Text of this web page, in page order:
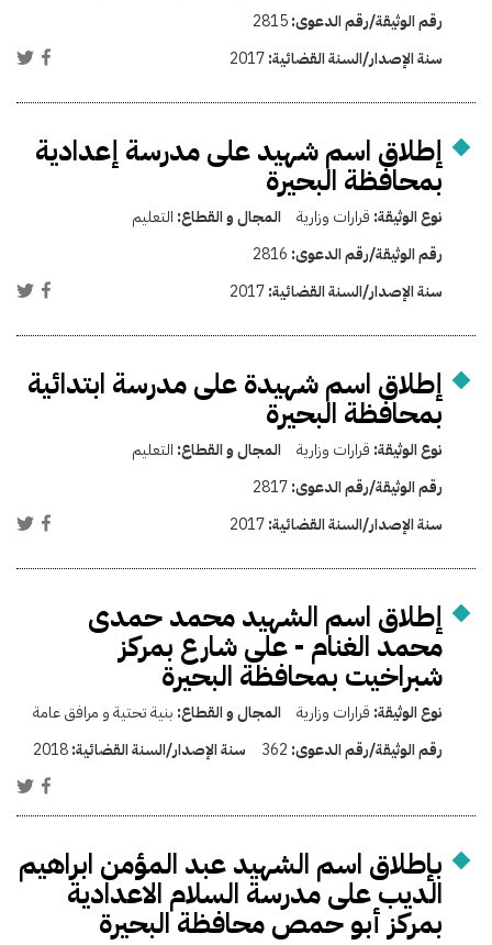
رقم الوثيقة/رقم الدعوى:2815
سنة الإصدار/السنة القضائية:2017
إطلاق اسم شهيد على مدرسة إعدادية
بمحافظة البحيرة
نوع الوثيقة: قرارات وزارية المجال و القطاع: التعليم
رقم الوثيقة/رقم الدعوى: 2816
سنة الإصدار/السنة القضائية:2017
إطلاق اسم شهيدة على مدرسة ابتدائية
بمحافظة البحيرة
نوع الوثيقة: قرارات وزارية المجال و القطاع: التعليم
رقم الوثيقة/رقم الدعوى:2817
سنة الإصدار/السنة القضائية:2017
إطلاق اسم الشهيد محمد حمدى
محمد الغنام - على شارع بمركز
شبراخيت بمحافظة البحيرة
نوع الوثيقة: قرارات وزارية المجال و القطاع: بنية تحتية و مرافق عامة
رقم الوثيقة/رقم الدعوى: 362 سنة الإصدار/السنة القضائية:2018
بإطلاق اسم الشهيد عبد المؤمن ابراهيم
الديب على مدرسة السلام الاعدادية
بمركز أبو حمص محافظة البحيرة